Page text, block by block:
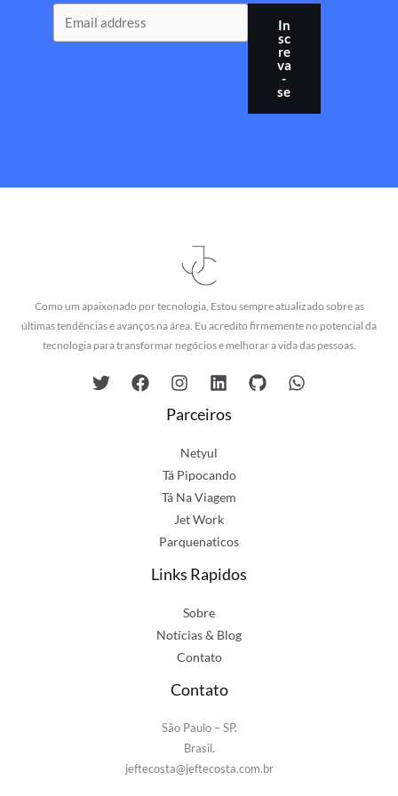
In
sc
re
va
-
se
Como um apaixonado por tecnologia, Estou sempre atualizado sobre as
últimas tendências e avanços na área. Eu acredito firmemente no potencial da
tecnologia para transformar negócios e melhorar a vida das pessoas.
Parceiros
Netyul
Tá Pipocando
Tá Na Viagem
Jet Work
Parquenaticos
Links Rapidos
Sobre
Notícias & Blog
Contato
Contato
São Paulo – SP.
Brasil.
jeftecosta@jeftecosta.com.br